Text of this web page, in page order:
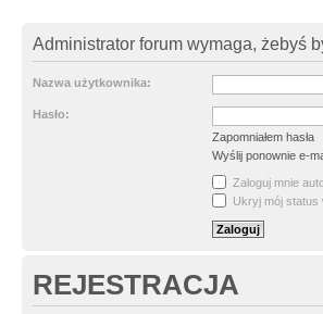
Administrator forum wymaga, żebyś
Nazwa użytkownika:
Hasło:
Zapomniałem hasła
Wyślij ponownie e-
Zaloguj mnie
Ukryj mój status
REJESTRACJA